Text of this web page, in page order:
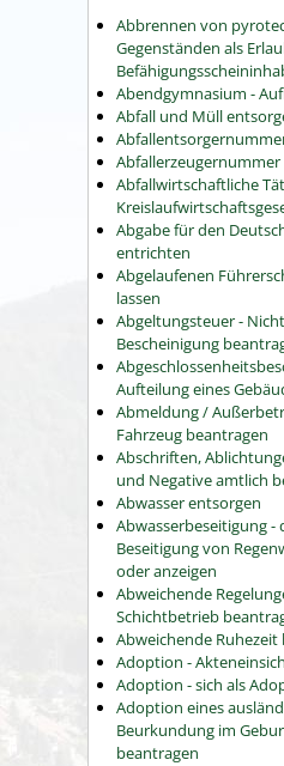
Abbrennen von
Gegenständen als
Abendgymnasium -
Abfall und Müll
Abfallwirtschaftliche
Abgabe für den
entrichten
Abgelaufenen
lassen
Abgeltungsteuer -
Bescheinigung
Aufteilung eines
Abmeldung /
Fahrzeug beantragen
Abschriften,
und Negative amtlich
Abwasser entsorgen
Abwasserbeseitigung -
Beseitigung von
oder anzeigen
Abweichende
Schichtbetrieb
Abweichende Ruhezeit
Adoption -
Adoption - sich als
Adoption eines
Beurkundung im
beantragen